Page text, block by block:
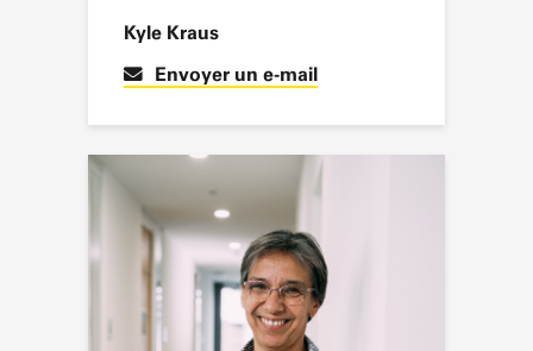
Kyle Kraus
Envoyer un e-mail